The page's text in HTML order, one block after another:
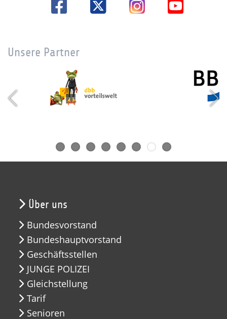
Unsere Partner
Über uns
Bundesvorstand
Bundeshauptvorstand
Geschäftsstellen
JUNGE POLIZEI
Gleichstellung
Tarif
Senioren